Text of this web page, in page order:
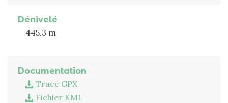
Dénivelé
445.3 m
Documentation
Trace GPX
Fichier KML